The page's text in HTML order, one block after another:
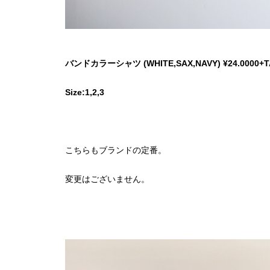
バンドカラーシャツ (WHITE,SAX,NAVY)
Size:1,2,3
こちらもブランドの定番。
変更はございません。